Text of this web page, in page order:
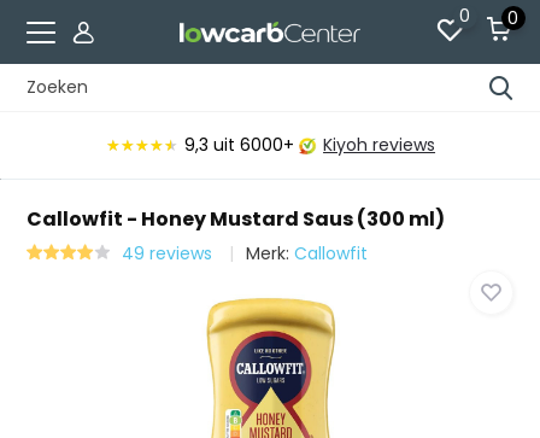
0 0
★★★★★
★★★★★ 9,3 uit 6000+ Kiyoh reviews
Callowfit - Honey Mustard Saus (300 ml)
49 reviews Merk:Callowfit